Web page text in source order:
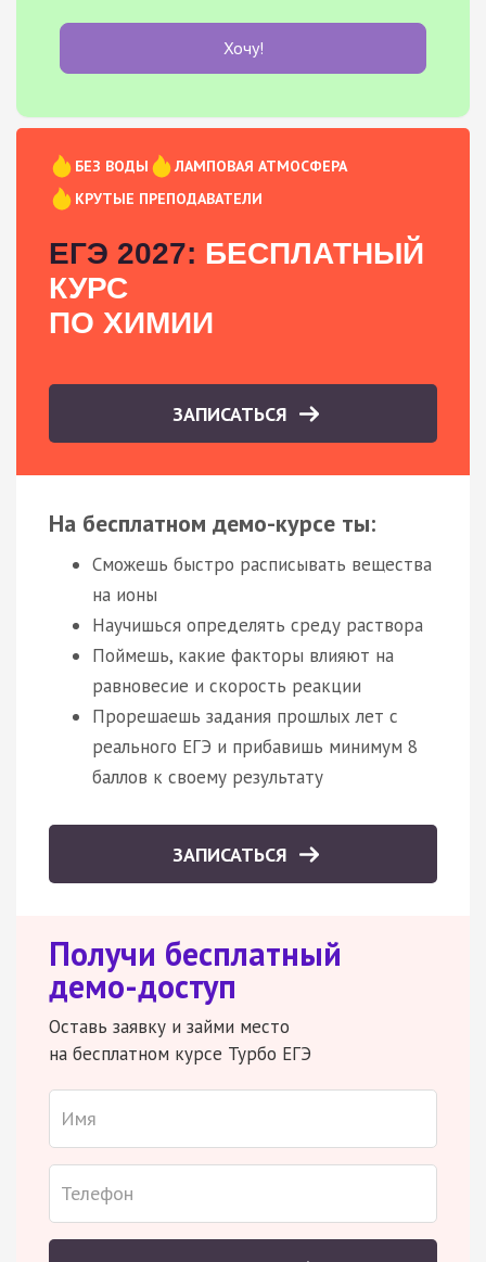
Хочу!
БЕЗ ВОДЫ
ЛАМПОВАЯ АТМОСФЕРА
КРУТЫЕ ПРЕПОДАВАТЕЛИ
ЕГЭ 2027: БЕСПЛАТНЫЙ
КУРС
ПО ХИМИИ
ЗАПИСАТЬСЯ
На бесплатном демо-курсе ты:
Сможешь быстро расписывать вещества
на ионы
Научишься определять среду раствора
Поймешь, какие факторы влияют на
равновесие и скорость реакции
Прорешаешь задания прошлых лет с
реального ЕГЭ и прибавишь минимум 8
баллов к своему результату
ЗАПИСАТЬСЯ
Получи бесплатный
демо-доступ
Оставь заявку и займи место
на бесплатном курсе Турбо ЕГЭ